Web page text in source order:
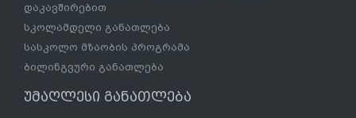
დაკავშირებით
სკოლამდელი განათლება
სასკოლო მზაობის პროგრამა
ბილინგვური განათლება
უმაღლესი განათლება